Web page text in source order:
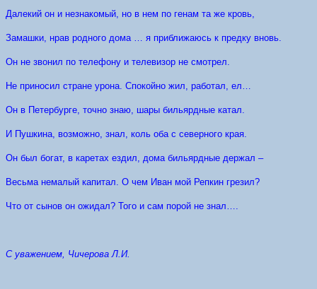
Далекий он и незнакомый, но в нем по генам та же кровь,
Замашки, нрав родного дома … я приближаюсь к предку вновь.
Он не звонил по телефону и телевизор не смотрел.
Не приносил стране урона. Спокойно жил, работал, ел…
Он в Петербурге, точно знаю, шары бильярдные катал.
И Пушкина, возможно, знал, коль оба с северного края.
Он был богат, в каретах ездил, дома бильярдные держал –
Весьма немалый капитал. О чем Иван мой Репкин грезил?
Что от сынов он ожидал? Того и сам порой не знал….
С уважением, Чичерова Л.И.